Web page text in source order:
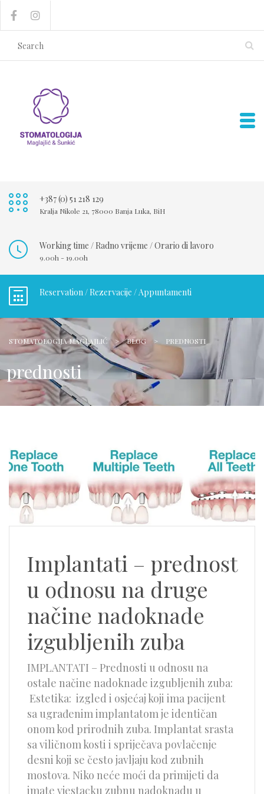
+387 (0) 51 218 129
Kralja Nikole 21, 78000 Banja Luka, BiH
Working time / Radno vrijeme / Orario di lavoro
9.00h - 19.00h
Reservation / Rezervacije / Appuntamenti
STOMATOLOGIJA MAGLAJLIĆ > BLOG > PREDNOSTI
prednosti
Implantati – prednost
u odnosu na druge
načine nadoknade
izgubljenih zuba
IMPLANTATI – Prednosti u odnosu na
ostale načine nadoknade izgubljenih zuba:
Estetika: izgled i osjećaj koji ima pacijent
sa ugrađenim implantatom je identičan
onom kod prirodnih zuba. Implantat srasta
sa viličnom kosti i spriječava povlačenje
desni koji se često javljaju kod zubnih
mostova. Niko neće moći da primijeti da
imate vjestacku zubnu nadoknadu u